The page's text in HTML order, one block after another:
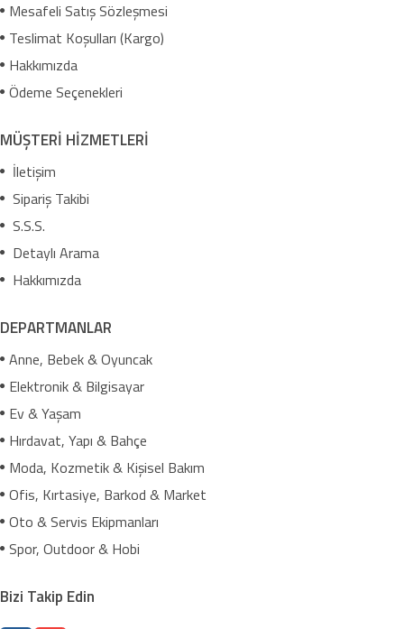
Mesafeli Satış Sözleşmesi
Teslimat Koşulları (Kargo)
Hakkımızda
Ödeme Seçenekleri
MÜŞTERİ HİZMETLERİ
İletişim
Sipariş Takibi
S.S.S.
Detaylı Arama
Hakkımızda
DEPARTMANLAR
Anne, Bebek & Oyuncak
Elektronik & Bilgisayar
Ev & Yaşam
Hırdavat, Yapı & Bahçe
Moda, Kozmetik & Kişisel Bakım
Ofis, Kırtasiye, Barkod & Market
Oto & Servis Ekipmanları
Spor, Outdoor & Hobi
Bizi Takip Edin